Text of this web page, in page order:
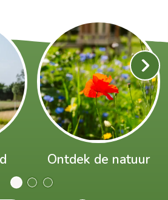
Ontdek de natuur